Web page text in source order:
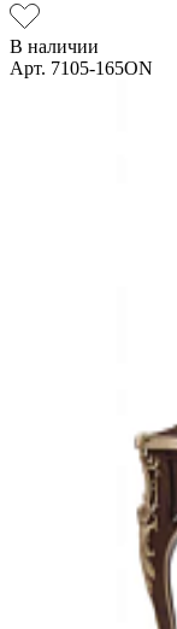
В наличии
Арт. 7105-165ON